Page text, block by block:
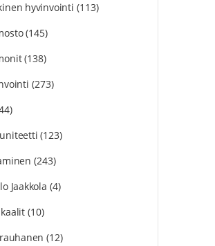
hyvinvointi (113)
(145)
(138)
(273)
(123)
(243)
Jaakkola (4)
(10)
(12)